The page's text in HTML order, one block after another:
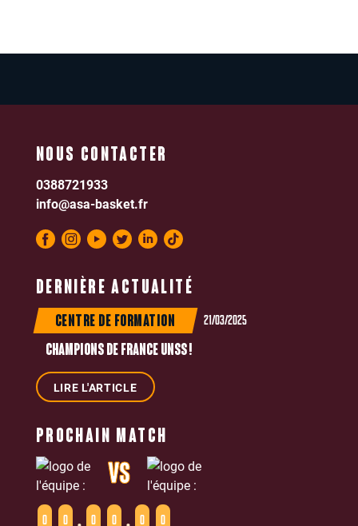
DERNIÈRE ACTUALITÉ
CENTRE DE FORMATION 21/03/2025
CHAMPIONS DE FRANCE UNSS !
LIRE L'ARTICLE
NOUS CONTACTER
0388721933
info@asa-basket.fr
PROCHAIN MATCH
0 0 0 0 0 0
VS